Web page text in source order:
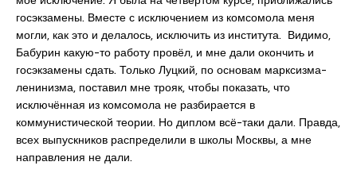
госэкзамены. Вместе с исключением из комсомола меня
могли, как это и делалось, исключить из института. Видимо,
Бабурин какую-то работу провёл, и мне дали окончить и
госэкзамены сдать. Только Луцкий, по основам марксизма-
ленинизма, поставил мне трояк, чтобы показать, что
исключённая из комсомола не разбирается в
коммунистической теории. Но диплом всё-таки дали. Правда,
всех выпускников распределили в школы Москвы, а мне
направления не дали.